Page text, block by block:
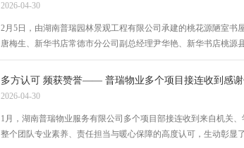
2026-04-30
2月5日，由湖南普瑞园林景观工程有限公司承建的桃花源陋室
唐梅生、新华书店常德市分公司副总经理尹华艳、新华书店桃源
多方认可 频获赞誉—— 普瑞物业多个项目接连收到感
2026-04-30
1月，湖南普瑞物业服务有限公司多个项目部接连收到来自机关
整个团队专业素养、责任担当与暖心保障的高度认可，生动彰显